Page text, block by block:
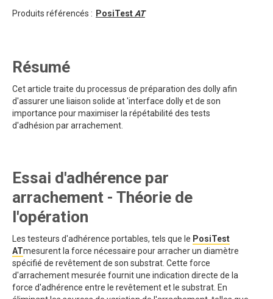
Produits référencés : PosiTest AT
Résumé
Cet article traite du processus de préparation des dolly afin
d'assurer une liaison solide at 'interface dolly et de son
importance pour maximiser la répétabilité des tests
d'adhésion par arrachement.
Essai d'adhérence par
arrachement - Théorie de
l'opération
Les testeurs d'adhérence portables, tels que le PosiTest
ATmesurent la force nécessaire pour arracher un diamètre
spécifié de revêtement de son substrat. Cette force
d'arrachement mesurée fournit une indication directe de la
force d'adhérence entre le revêtement et le substrat. En